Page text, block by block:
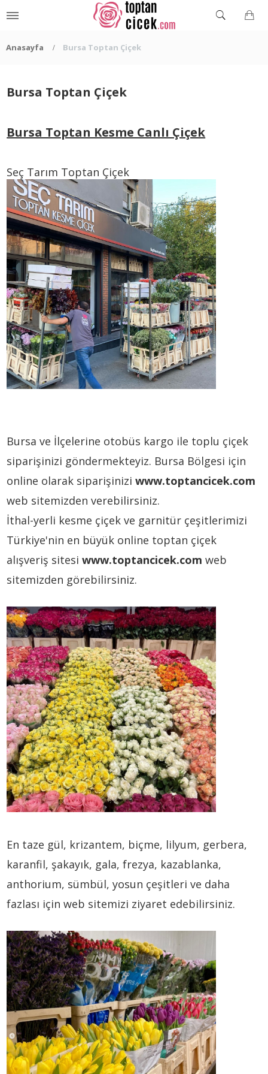
Anasayfa Bursa Toptan Çiçek
Bursa Toptan Çiçek
Bursa Toptan Kesme Canlı Çiçek
Seç Tarım Toptan Çiçek
Bursa ve İlçelerine otobüs kargo ile toplu çiçek
siparişinizi göndermekteyiz. Bursa Bölgesi için
online olarak siparişiniziwww.toptancicek.com
web sitemizden verebilirsiniz.
İthal-yerli kesme çiçek ve garnitür çeşitlerimizi
Türkiye'nin en büyük online toptan çiçek
alışveriş sitesiwww.toptancicek.com web
sitemizden görebilirsiniz.
En taze gül, krizantem, biçme, lilyum, gerbera,
karanfil, şakayık, gala, frezya, kazablanka,
anthorium, sümbül, yosun çeşitleri ve daha
fazlası için web sitemizi ziyaret edebilirsiniz.